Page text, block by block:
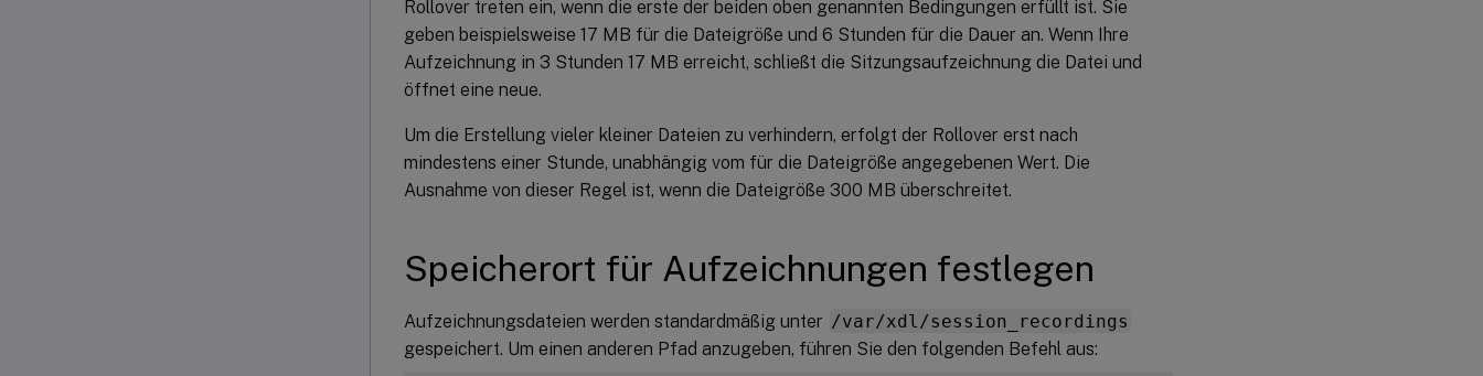
Rollover treten ein, wenn die erste der beiden oben genannten Bedingungen erfüllt ist. Sie
geben beispielsweise 17 MB für die Dateigröße und 6 Stunden für die Dauer an. Wenn Ihre
Aufzeichnung in 3 Stunden 17 MB erreicht, schließt die Sitzungsaufzeichnung die Datei und
öffnet eine neue.
Um die Erstellung vieler kleiner Dateien zu verhindern, erfolgt der Rollover erst nach
mindestens einer Stunde, unabhängig vom für die Dateigröße angegebenen Wert. Die
Ausnahme von dieser Regel ist, wenn die Dateigröße 300 MB überschreitet.
Speicherort für Aufzeichnungen festlegen
Aufzeichnungsdateien werden standardmäßig unter /var/xdl/session_recordings
gespeichert. Um einen anderen Pfad anzugeben, führen Sie den folgenden Befehl aus: